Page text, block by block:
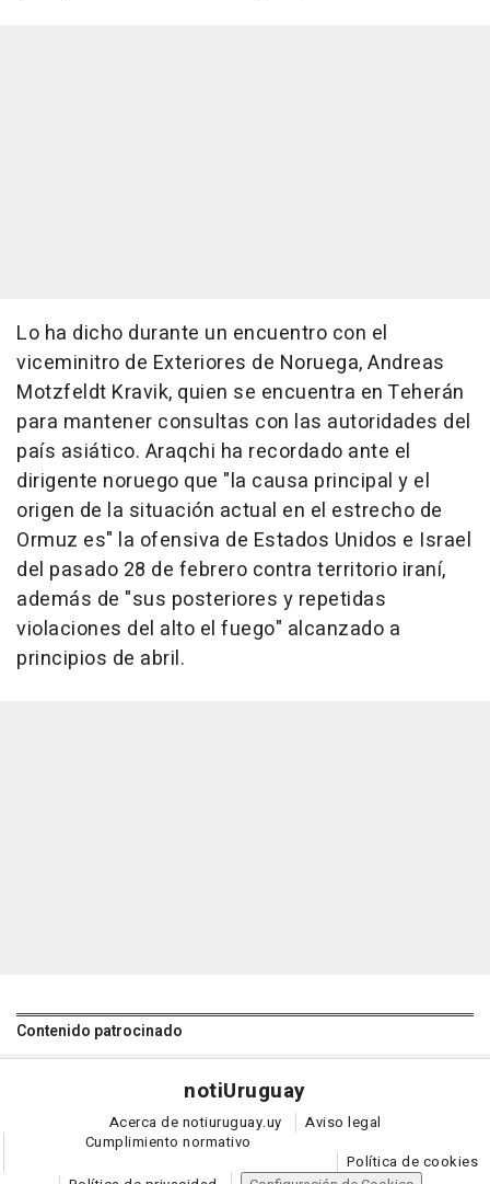
Lo ha dicho durante un encuentro con el
viceminitro de Exteriores de Noruega, Andreas
Motzfeldt Kravik, quien se encuentra en Teherán
para mantener consultas con las autoridades del
país asiático. Araqchi ha recordado ante el
dirigente noruego que "la causa principal y el
origen de la situación actual en el estrecho de
Ormuz es" la ofensiva de Estados Unidos e Israel
del pasado 28 de febrero contra territorio iraní,
además de "sus posteriores y repetidas
violaciones del alto el fuego" alcanzado a
principios de abril.
Contenido patrocinado
notiUruguay
Acerca de notiuruguay.uy
Aviso legal
Cumplimiento normativo
Política de cookies